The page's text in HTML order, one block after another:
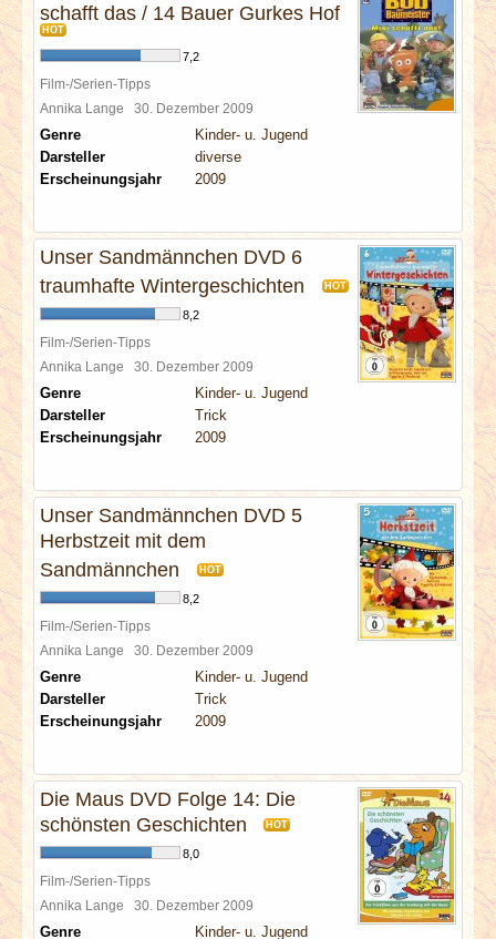
schafft das / 14 Bauer Gurkes Hof
HOT
7,2
Film-/Serien-Tipps
Annika Lange 30. Dezember 2009
Genre
Kinder- u. Jugend
Darsteller
diverse
Erscheinungsjahr
2009
Unser Sandmännchen DVD 6
traumhafte Wintergeschichten
HOT
8,2
Film-/Serien-Tipps
Annika Lange 30. Dezember 2009
Genre
Kinder- u. Jugend
Darsteller
Trick
Erscheinungsjahr
2009
Unser Sandmännchen DVD 5
Herbstzeit mit dem
Sandmännchen
HOT
8,2
Film-/Serien-Tipps
Annika Lange 30. Dezember 2009
Genre
Kinder- u. Jugend
Darsteller
Trick
Erscheinungsjahr
2009
Die Maus DVD Folge 14: Die
schönsten Geschichten
HOT
8,0
Film-/Serien-Tipps
Annika Lange 30. Dezember 2009
Genre Kinder- u. Jugend